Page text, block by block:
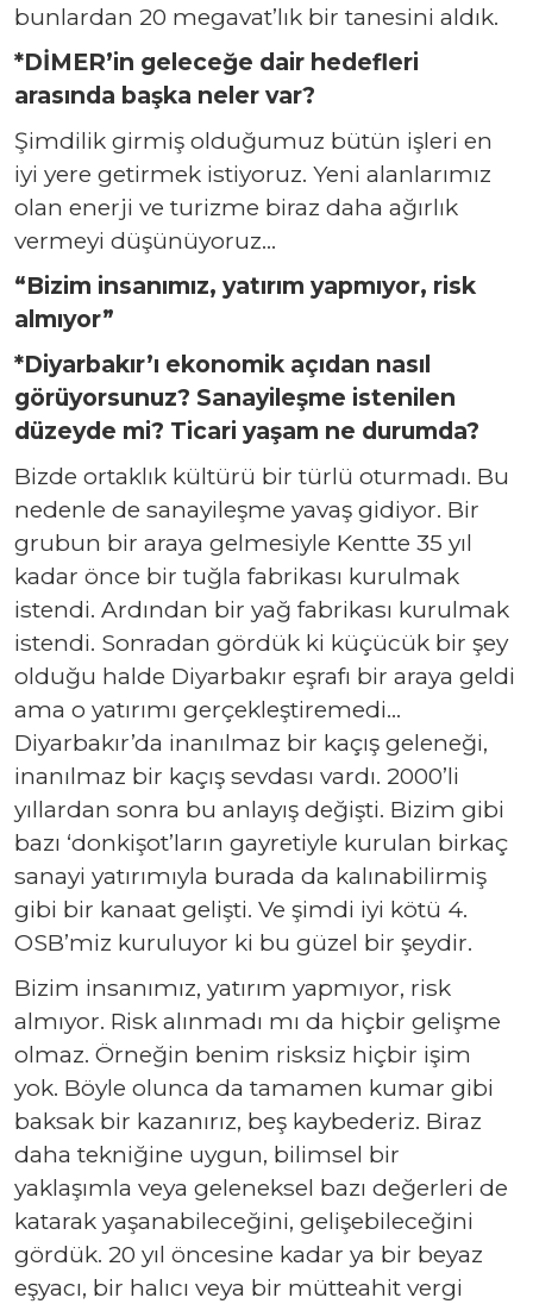
bunlardan 20 megavat’lık bir tanesini aldık.
*DİMER’in geleceğe dair hedefleri
arasında başka neler var?
Şimdilik girmiş olduğumuz bütün işleri en
iyi yere getirmek istiyoruz. Yeni alanlarımız
olan enerji ve turizme biraz daha ağırlık
vermeyi düşünüyoruz…
“Bizim insanımız, yatırım yapmıyor, risk
almıyor”
*Diyarbakır’ı ekonomik açıdan nasıl
görüyorsunuz? Sanayileşme istenilen
düzeyde mi? Ticari yaşam ne durumda?
Bizde ortaklık kültürü bir türlü oturmadı. Bu
nedenle de sanayileşme yavaş gidiyor. Bir
grubun bir araya gelmesiyle Kentte 35 yıl
kadar önce bir tuğla fabrikası kurulmak
istendi. Ardından bir yağ fabrikası kurulmak
istendi. Sonradan gördük ki küçücük bir şey
olduğu halde Diyarbakır eşrafı bir araya geldi
ama o yatırımı gerçekleştiremedi…
Diyarbakır’da inanılmaz bir kaçış geleneği,
inanılmaz bir kaçış sevdası vardı. 2000’li
yıllardan sonra bu anlayış değişti. Bizim gibi
bazı ‘donkişot’ların gayretiyle kurulan birkaç
sanayi yatırımıyla burada da kalınabilirmiş
gibi bir kanaat gelişti. Ve şimdi iyi kötü 4.
OSB’miz kuruluyor ki bu güzel bir şeydir.
Bizim insanımız, yatırım yapmıyor, risk
almıyor. Risk alınmadı mı da hiçbir gelişme
olmaz. Örneğin benim risksiz hiçbir işim
yok. Böyle olunca da tamamen kumar gibi
baksak bir kazanırız, beş kaybederiz. Biraz
daha tekniğine uygun, bilimsel bir
yaklaşımla veya geleneksel bazı değerleri de
katarak yaşanabileceğini, gelişebileceğini
gördük. 20 yıl öncesine kadar ya bir beyaz
eşyacı, bir halıcı veya bir mütteahit vergi